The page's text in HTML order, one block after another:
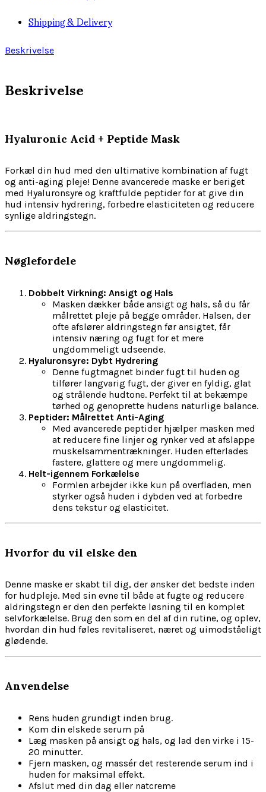
Shipping & Delivery
Beskrivelse
Beskrivelse
Hyaluronic Acid + Peptide Mask
Forkæl din hud med den ultimative kombination af fugt
og anti-aging pleje! Denne avancerede maske er beriget
med Hyaluronsyre og kraftfulde peptider for at give din
hud intensiv hydrering, forbedre elasticiteten og reducere
synlige aldringstegn.
Nøglefordele
Dobbelt Virkning: Ansigt og Hals
Masken dækker både ansigt og hals, så du får
målrettet pleje på begge områder. Halsen, der
ofte afslører aldringstegn før ansigtet, får
intensiv næring og fugt for et mere
ungdommeligt udseende.
Hyaluronsyre: Dybt Hydrering
Denne fugtmagnet binder fugt til huden og
tilfører langvarig fugt, der giver en fyldig, glat
og strålende hudtone. Perfekt til at bekæmpe
tørhed og genoprette hudens naturlige balance.
Peptider: Målrettet Anti-Aging
Med avancerede peptider hjælper masken med
at reducere fine linjer og rynker ved at afslappe
muskelsammentrækninger. Huden efterlades
fastere, glattere og mere ungdommelig.
Helt-igennem Forkælelse
Formlen arbejder ikke kun på overfladen, men
styrker også huden i dybden ved at forbedre
dens tekstur og elasticitet.
Hvorfor du vil elske den
Denne maske er skabt til dig, der ønsker det bedste inden
for hudpleje. Med sin evne til både at fugte og reducere
aldringstegn er den den perfekte løsning til en komplet
selvforkælelse. Brug den som en del af din rutine, og oplev,
hvordan din hud føles revitaliseret, næret og uimodståeligt
glødende.
Anvendelse
Rens huden grundigt inden brug.
Kom din elskede serum på
Læg masken på ansigt og hals, og lad den virke i 15-
20 minutter.
Fjern masken, og massér det resterende serum ind i
huden for maksimal effekt.
Afslut med din dag eller natcreme